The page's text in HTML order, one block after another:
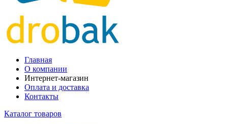
Главная
О компании
Интернет-магазин
Оплата и доставка
Контакты
Каталог товаров